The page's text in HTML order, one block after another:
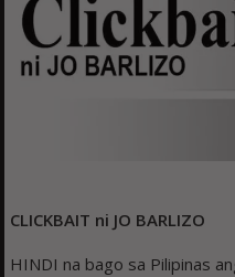
CLICKBAIT ni JO BARLIZO
HINDI na bago sa Pilipinas